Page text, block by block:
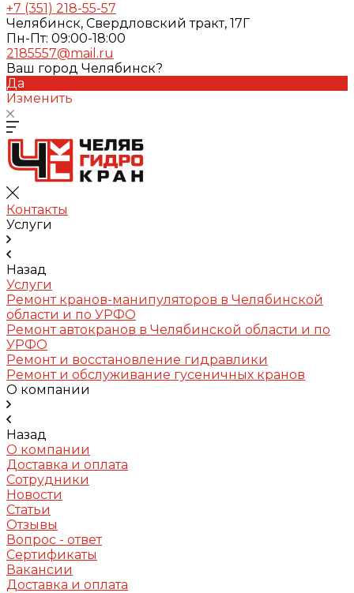
+7 (351) 218-55-57
Челябинск, Свердловский тракт, 17Г
Пн-Пт: 09:00-18:00
2185557@mail.ru
Ваш город Челябинск?
Да
Изменить
Контакты
Услуги
Назад
Услуги
Ремонт кранов-манипуляторов в Челябинской
области и по УРФО
Ремонт автокранов в Челябинской области и по
УРФО
Ремонт и восстановление гидравлики
Ремонт и обслуживание гусеничных кранов
О компании
Назад
О компании
Доставка и оплата
Сотрудники
Новости
Статьи
Отзывы
Вопрос - ответ
Сертификаты
Вакансии
Доставка и оплата